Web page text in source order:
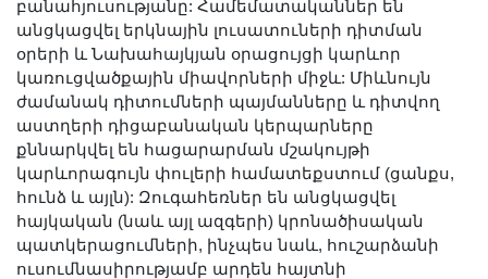
բանահյուսությանը: Համեմատականներ են
անցկացվել երկնային լուսատուների դիտման
օրերի և Նախահայկյան օրացույցի կարևոր
կառուցվածքային միավորների միջև: Միևնույն
ժամանակ դիտումների պայմանները և դիտվող
աստղերի դիցաբանական կերպարները
քննարկվել են հացարարման մշակույթի
կարևորագույն փուլերի համատեքստում (ցանքս,
հունձ և այլն): Զուգահեռներ են անցկացվել
հայկական (նաև այլ ազգերի) կրոնածիսական
պատկերացումների, ինչպես նաև, հուշարձանի
ուսումնասիրությամբ արդեն հայտնի